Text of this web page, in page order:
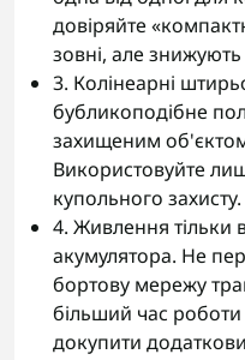
довіряйте
зовні, але знижують
3. Колінеарні
бубликоподібне
захищеним
Використовуйте
купольного захисту.
4. Живлення тільки
акумулятора. Не
бортову мережу
більший час
докупити